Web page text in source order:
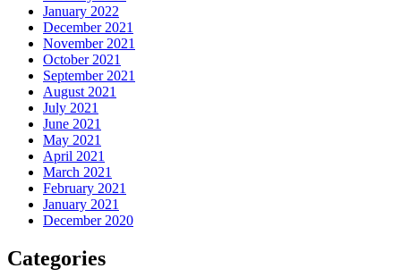
January 2022
December 2021
November 2021
October 2021
September 2021
August 2021
July 2021
June 2021
May 2021
April 2021
March 2021
February 2021
January 2021
December 2020
Categories